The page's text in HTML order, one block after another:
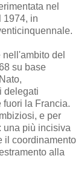
nel
1974, in
del
su base
delegati
fuori la Francia.
e per
una più incisiva
il coordinamento
alla